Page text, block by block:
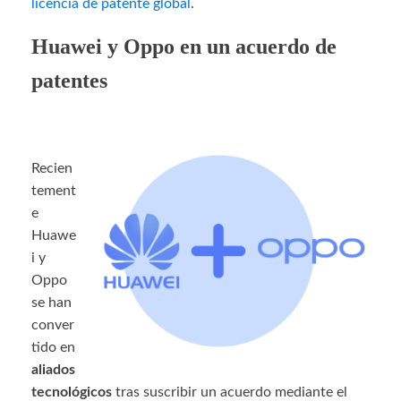
licencia de patente global .
Huawei y Oppo en un acuerdo de
patentes
Recien
tement
e
Huawe
i y
Oppo
se han
conver
tido en
aliados
tecnológicos tras suscribir un acuerdo mediante el